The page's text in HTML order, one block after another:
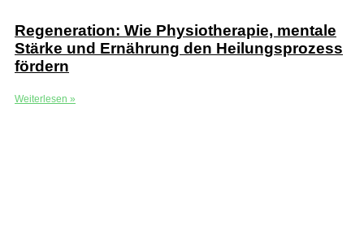
Regeneration: Wie Physiotherapie, mentale
Stärke und Ernährung den Heilungsprozess
fördern
Weiterlesen »